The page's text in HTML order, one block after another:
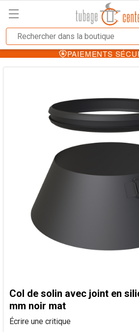
PAIEMENTS
Col de solin avec joint en
mm noir mat
Écrire une critique